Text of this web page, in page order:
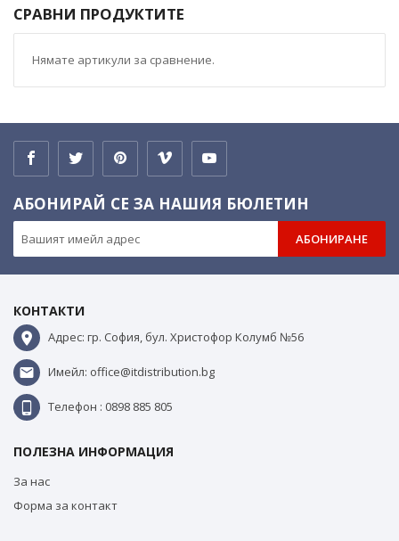
СРАВНИ ПРОДУКТИТЕ
Нямате артикули за сравнение.
АБОНИРАЙ СЕ ЗА НАШИЯ БЮЛЕТИН
АБОНИРАНЕ
КОНТАКТИ
Адрес: гр. София, бул. Христофор Колумб №56
Имейл: office@itdistribution.bg
Телефон : 0898 885 805
ПОЛЕЗНА ИНФОРМАЦИЯ
За нас
Форма за контакт